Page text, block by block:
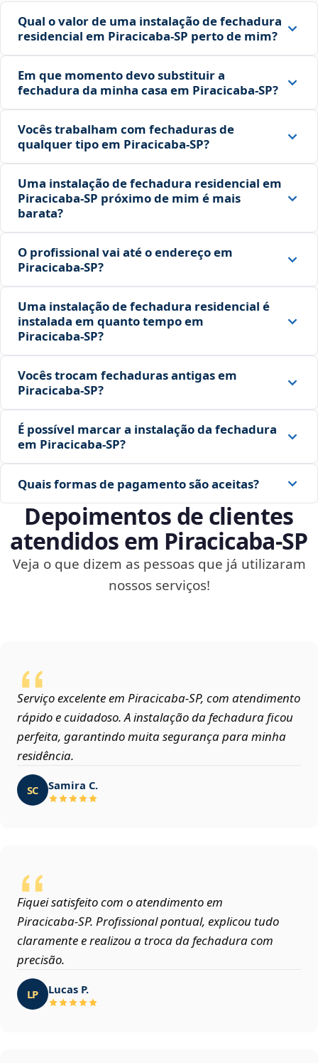
Qual o valor de uma instalação de fechadura
residencial em Piracicaba‑SP perto de mim?
Em que momento devo substituir a
fechadura da minha casa em Piracicaba‑SP?
Vocês trabalham com fechaduras de
qualquer tipo em Piracicaba‑SP?
Uma instalação de fechadura residencial em
Piracicaba‑SP próximo de mim é mais
barata?
O profissional vai até o endereço em
Piracicaba‑SP?
Uma instalação de fechadura residencial é
instalada em quanto tempo em
Piracicaba‑SP?
Vocês trocam fechaduras antigas em
Piracicaba‑SP?
É possível marcar a instalação da fechadura
em Piracicaba‑SP?
Quais formas de pagamento são aceitas?
Depoimentos de clientes
atendidos em Piracicaba‑SP
Veja o que dizem as pessoas que já utilizaram
nossos serviços!
Serviço excelente em Piracicaba‑SP, com atendimento
rápido e cuidadoso. A instalação da fechadura ficou
perfeita, garantindo muita segurança para minha
residência.
SC Samira C.
Fiquei satisfeito com o atendimento em
Piracicaba‑SP. Profissional pontual, explicou tudo
claramente e realizou a troca da fechadura com
precisão.
LP Lucas P.